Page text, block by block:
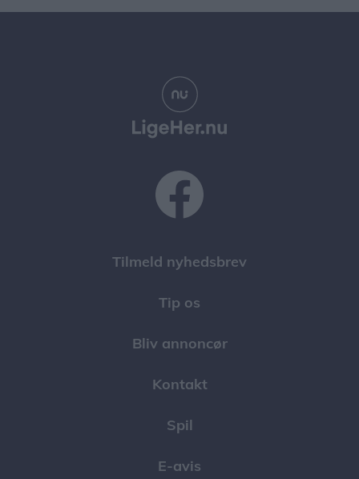
Tilmeld nyhedsbrev
Tip os
Bliv annoncør
Kontakt
Spil
E-avis